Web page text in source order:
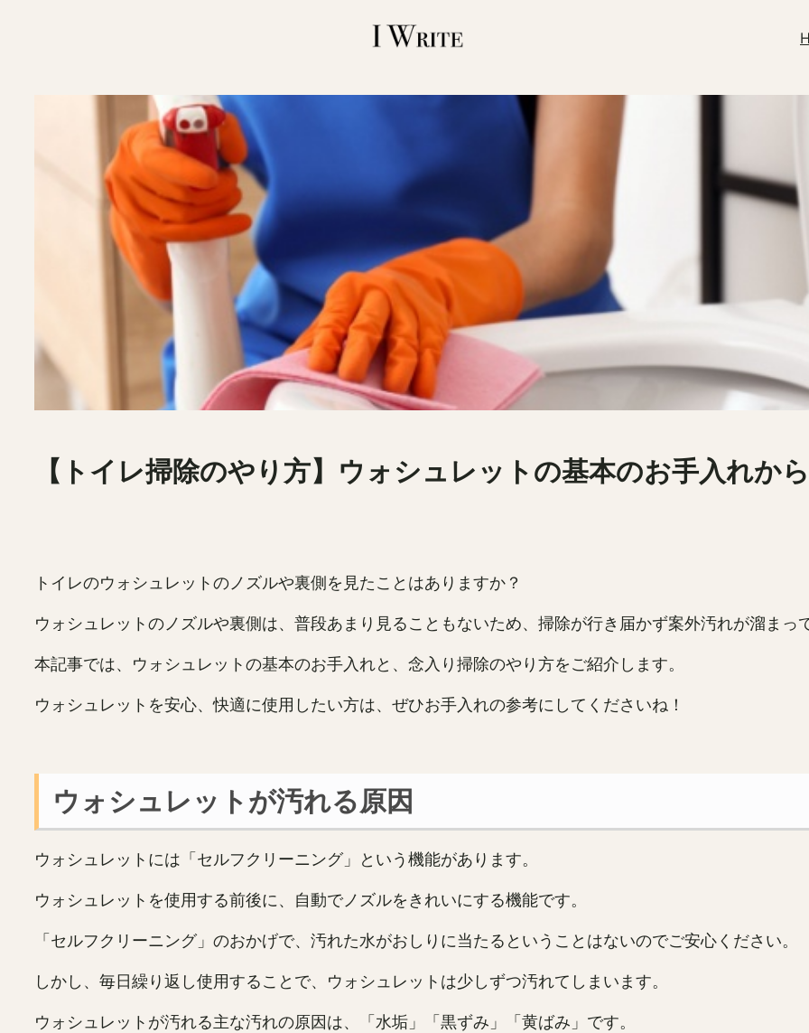
【トイレ掃除のやり方】ウォシュレットの基本のお手入れか
トイレのウォシュレットのノズルや裏側を見たことはありますか？
ウォシュレットのノズルや裏側は、普段あまり見ることもないため、掃除が行き届かず案外汚れが溜ま
本記事では、ウォシュレットの基本のお手入れと、念入り掃除のやり方をご紹介します。
ウォシュレットを安心、快適に使用したい方は、ぜひお手入れの参考にしてくださいね！
ウォシュレットが汚れる原因
ウォシュレットには「セルフクリーニング」という機能があります。
ウォシュレットを使用する前後に、自動でノズルをきれいにする機能です。
「セルフクリーニング」のおかげで、汚れた水がおしりに当たるということはないのでご安心ください。
しかし、毎日繰り返し使用することで、ウォシュレットは少しずつ汚れてしまいます。
ウォシュレットが汚れる主な汚れの原因は、「水垢」「黒ずみ」「黄ばみ」です。